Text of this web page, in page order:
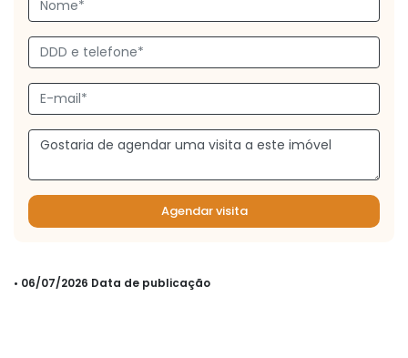
Agendar visita
• 06/07/2026 Data de publicação